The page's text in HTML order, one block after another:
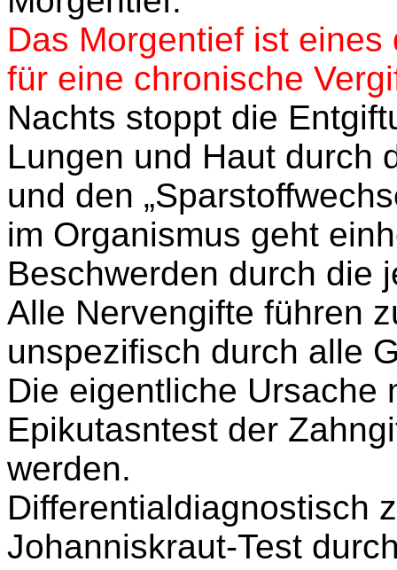
Das Morgentief ist
für eine chronische
Nachts stoppt die
Lungen und Haut durch
und den
im Organismus geht
Beschwerden durch die
Alle Nervengifte führen
unspezifisch durch alle
Die eigentliche Ursache
Epikutasntest der
werden.
Differentialdiagnostisch
Johanniskraut-Test